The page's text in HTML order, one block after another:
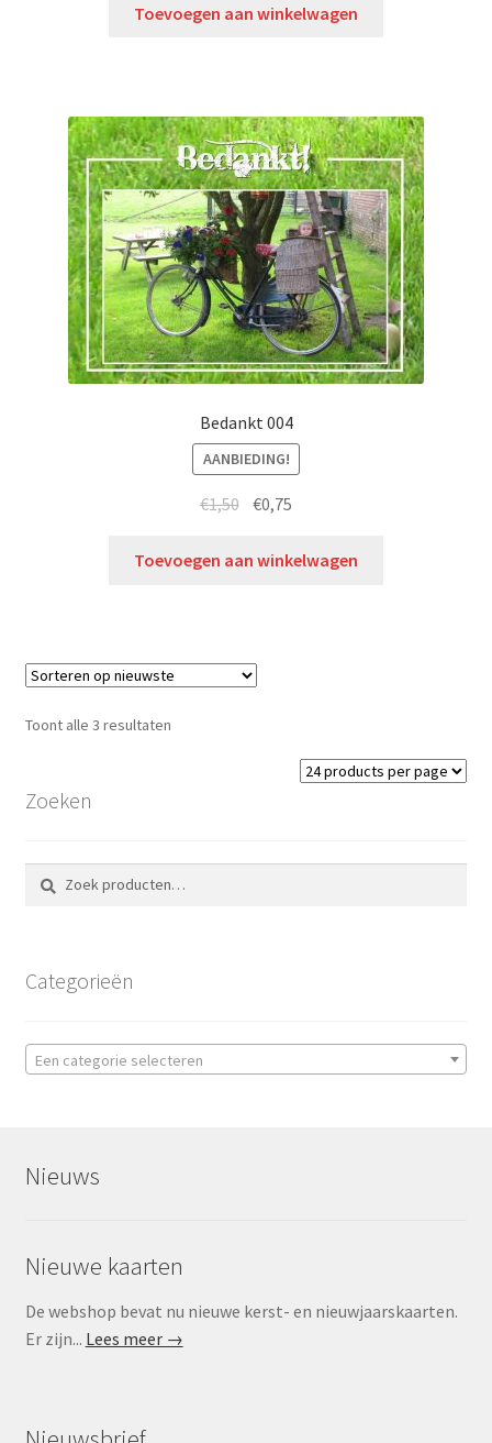
Toevoegen aan winkelwagen
Bedankt 004
AANBIEDING!
€1,50 €0,75
Toevoegen aan winkelwagen
Toont alle 3 resultaten
Zoeken
naar:
Categorieën
Een categorie selecteren
Nieuws
Nieuwe kaarten
De webshop bevat nu nieuwe kerst- en nieuwjaarskaarten.
Er zijn... Lees meer →